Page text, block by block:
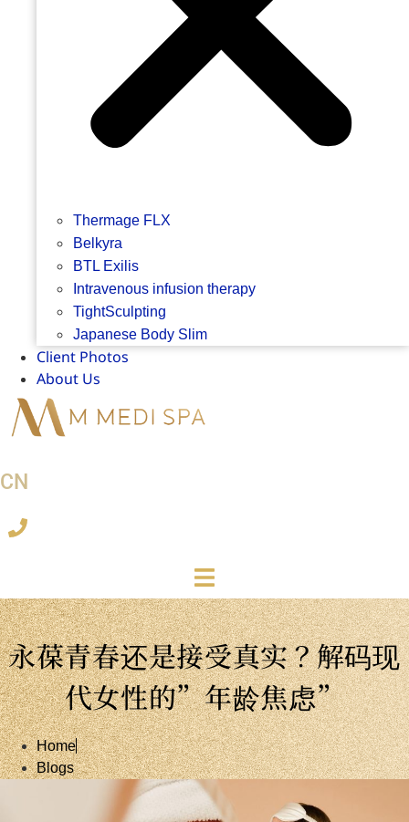
Thermage FLX
Belkyra
BTL Exilis
Intravenous infusion therapy
TightSculpting
Japanese Body Slim
Client Photos
About Us
CN
永葆青春还是接受真实？解码现
代女性的”年龄焦虑”
Home
Blogs